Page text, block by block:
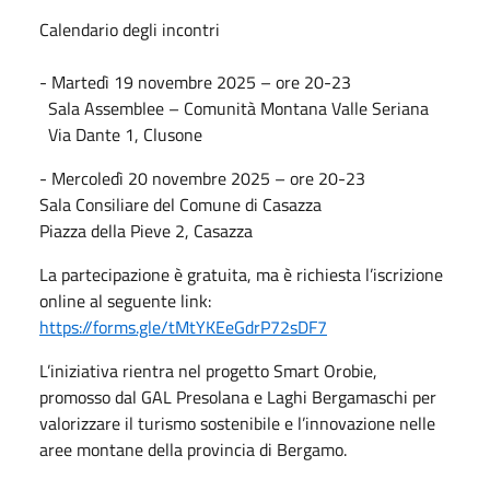
Calendario degli incontri
- Martedì 19 novembre 2025 – ore 20-23
Sala Assemblee – Comunità Montana Valle Seriana
Via Dante 1, Clusone
- Mercoledì 20 novembre 2025 – ore 20-23
Sala Consiliare del Comune di Casazza
Piazza della Pieve 2, Casazza
La partecipazione è gratuita, ma è richiesta l’iscrizione
online al seguente link:
https://forms.gle/tMtYKEeGdrP72sDF7
L’iniziativa rientra nel progetto Smart Orobie,
promosso dal GAL Presolana e Laghi Bergamaschi per
valorizzare il turismo sostenibile e l’innovazione nelle
aree montane della provincia di Bergamo.